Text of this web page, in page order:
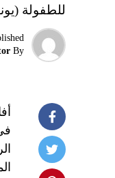
للطفولة
By